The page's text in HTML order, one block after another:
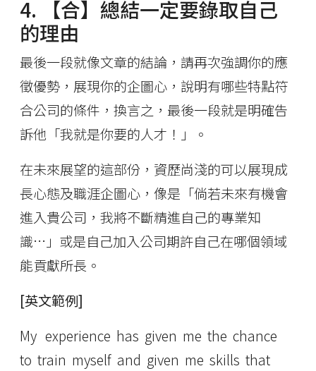
4. 【合】總結一定要錄取自己
的理由
最後一段就像文章的結論，請再次強調你的應
徵優勢，展現你的企圖心，說明有哪些特點符
合公司的條件，換言之，最後一段就是明確告
訴他「我就是你要的人才！」。
在未來展望的這部份，資歷尚淺的可以展現成
長心態及職涯企圖心，像是「倘若未來有機會
進入貴公司，我將不斷精進自己的專業知
識…」或是自己加入公司期許自己在哪個領域
能貢獻所長。
[英文範例]
My experience has given me the chance
to train myself and given me skills that